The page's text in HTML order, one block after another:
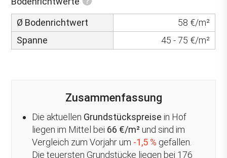
Ø Bodenrichtwert
58 €/m²
Spanne
45 - 75 €/m²
Zusammenfassung
Die aktuellen Grundstückspreise in Hof
liegen im Mittel bei 66 €/m² und sind im
Vergleich zum Vorjahr um -1,5 % gefallen
Die teuersten Grundstücke liegen bei 176